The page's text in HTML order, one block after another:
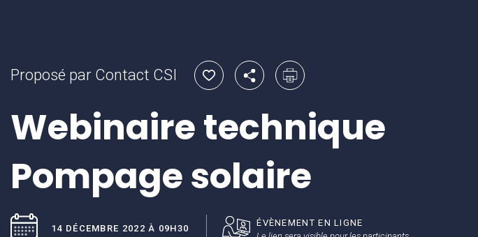
Proposé par Contact CSI
Webinaire technique
Pompage solaire
14 DÉCEMBRE 2022 À 09H30
ÉVÈNEMENT EN LIGNE